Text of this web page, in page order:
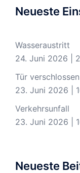
Neueste
Wasseraustritt
24. Juni 2026
Tür verschlossen
23. Juni 2026
Verkehrsunfall
23. Juni 2026
Neueste